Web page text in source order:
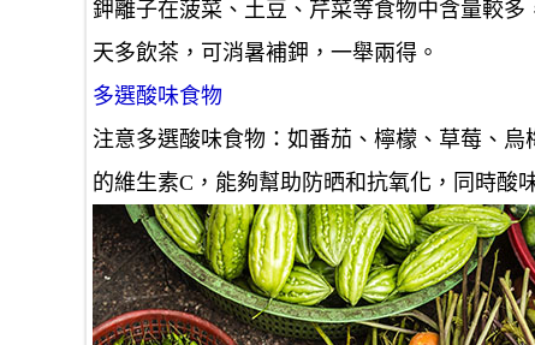
鉀離子在菠菜、土豆、芹菜等食物中含量較
天多飲茶，可消暑補鉀，一舉兩得。
多選酸味食物
注意多選酸味食物：如番茄、檸檬、草莓、
的維生素C，能夠幫助防晒和抗氧化，同時酸